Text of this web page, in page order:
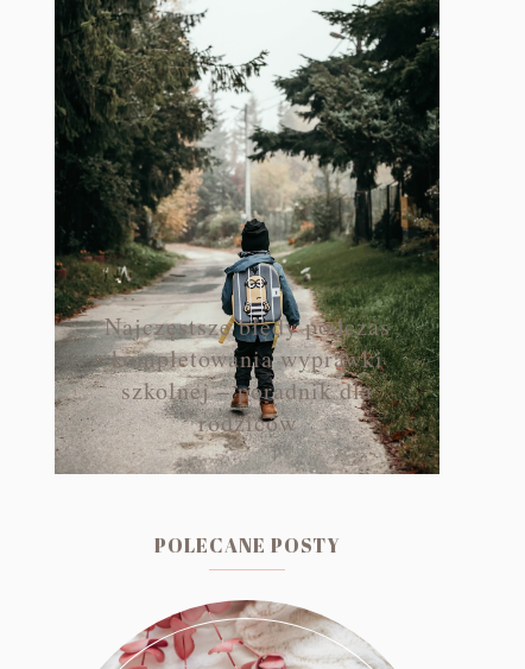
Najczęstsze błędy podczas
kompletowania wyprawki
szkolnej – poradnik dla
rodziców
POLECANE POSTY